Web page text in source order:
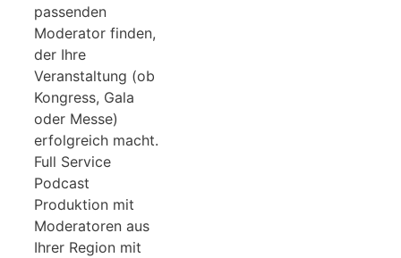
passenden
Moderator finden,
der Ihre
Veranstaltung (ob
Kongress, Gala
oder Messe)
erfolgreich macht.
Full Service
Podcast
Produktion mit
Moderatoren aus
Ihrer Region mit